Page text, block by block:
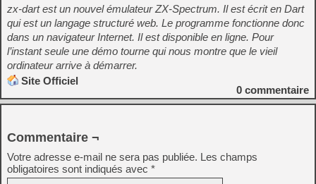
zx-dart est un nouvel émulateur ZX-Spectrum. Il est écrit en Dart
qui est un langage structuré web. Le programme fonctionne donc
dans un navigateur Internet. Il est disponible en ligne. Pour
l’instant seule une démo tourne qui nous montre que le vieil
ordinateur arrive à démarrer.
Site Officiel
0 commentaire
Commentaire ¬
Votre adresse e-mail ne sera pas publiée. Les champs
obligatoires sont indiqués avec *